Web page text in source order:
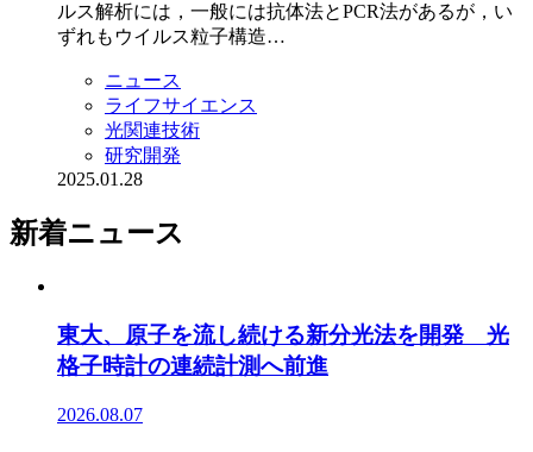
ルス解析には，一般には抗体法とPCR法があるが，い
ずれもウイルス粒子構造…
ニュース
ライフサイエンス
光関連技術
研究開発
2025.01.28
新着ニュース
東大、原子を流し続ける新分光法を開発 光
格子時計の連続計測へ前進
2026.08.07